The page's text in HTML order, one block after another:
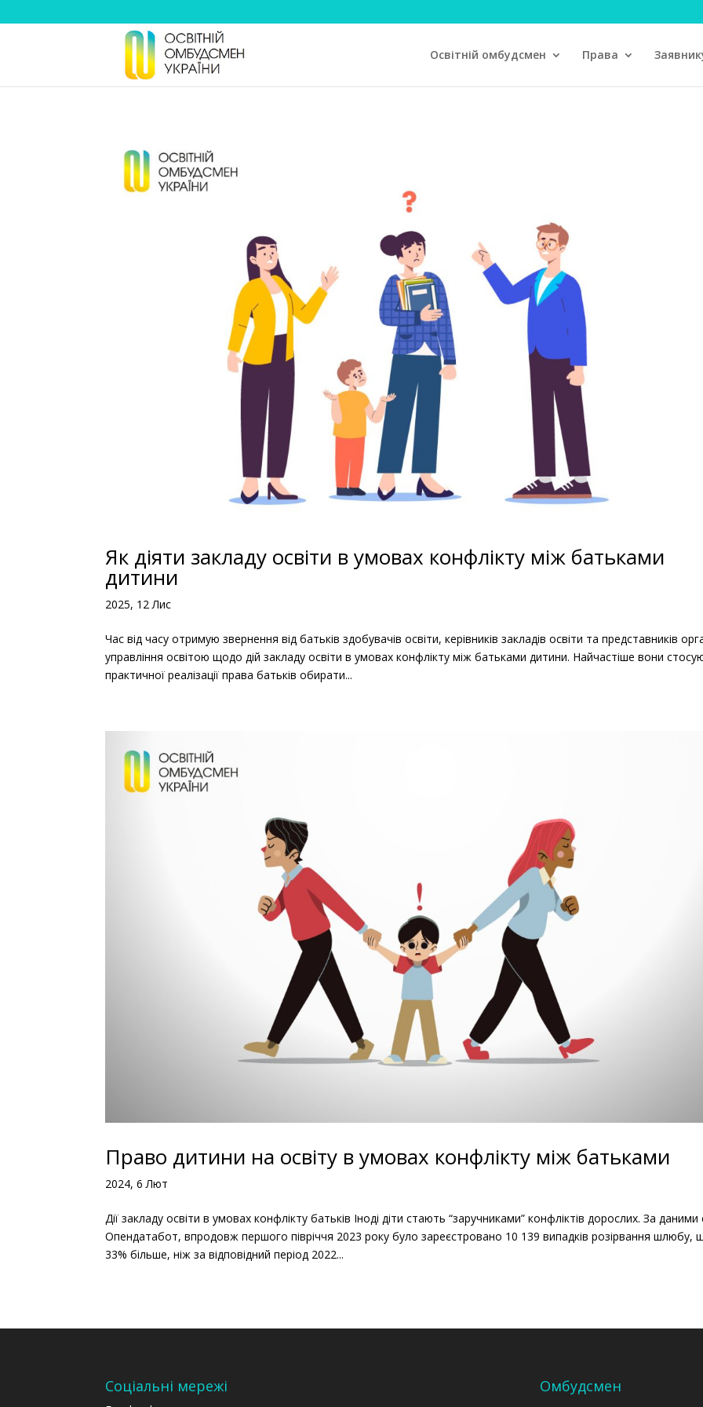
Освітній омбудсмен Права
Як діяти закладу освіти в умовах конфлікту між батьками
дитини
2025, 12 Лис
Час від часу отримую звернення від батьків здобувачів освіти, керівників закладів освіти та представників
управління освітою щодо дій закладу освіти в умовах конфлікту між батьками дитини. Найчастіше вони
практичної реалізації права батьків обирати...
Право дитини на освіту в умовах конфлікту між батьками
2024, 6 Лют
Дії закладу освіти в умовах конфлікту батьків Іноді діти стають “заручниками” конфліктів дорослих. За даними
Опендатабот, впродовж першого півріччя 2023 року було зареєстровано 10 139 випадків розірвання шлюбу,
33% більше, ніж за відповідний період 2022...
Соціальні мережі Омбудсмен